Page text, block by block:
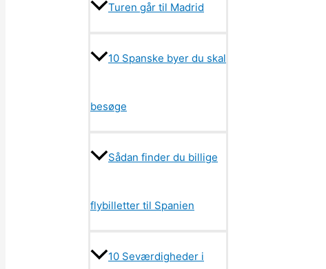
Turen går til Madrid
10 Spanske byer du skal
besøge
Sådan finder du billige
flybilletter til Spanien
10 Seværdigheder i